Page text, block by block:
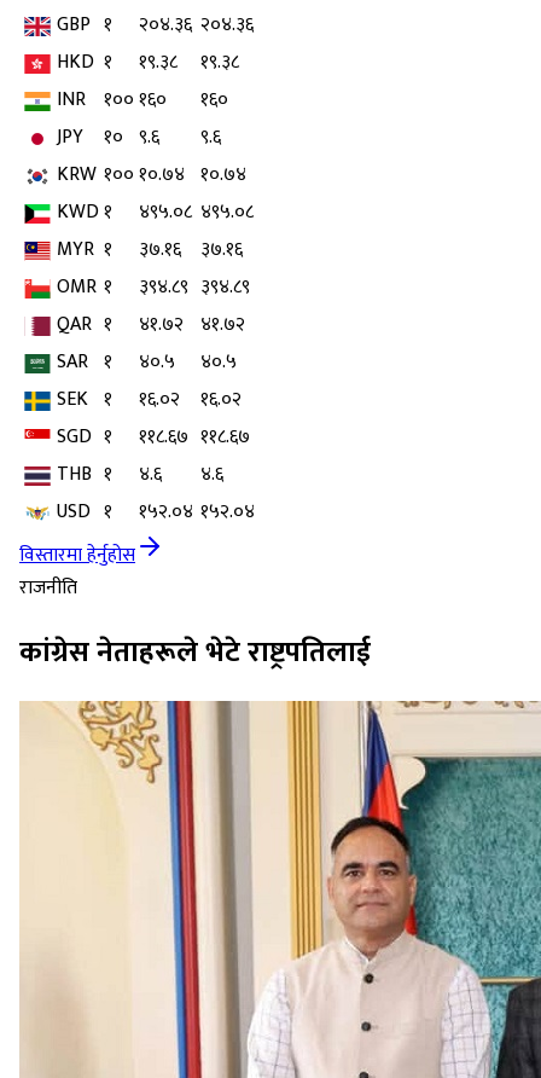
GBP १ २०४.३६ २०४.३६
HKD १ १९.३८
१९.३८
INR १००१६०
१६०
JPY
१० ९.६
९.६
KRW १००१०.७४ १०.७४
KWD१ ४९५.०८ ४९५.०८
MYR १ ३७.१६
३७.१६
OMR १ ३९४.८९ ३९४.८९
QAR १ ४१.७२ ४१.७२
SAR १ ४०.५
४०.५
SEK १ १६.०२
१६.०२
SGD १ ११८.६७ ११८.६७
THB १ ४.६
४.६
USD १ १५२.०४ १५२.०४
विस्तारमा हेर्नुहोस
राजनीति
कांग्रेस नेताहरूले भेटे राष्ट्रपतिलाई